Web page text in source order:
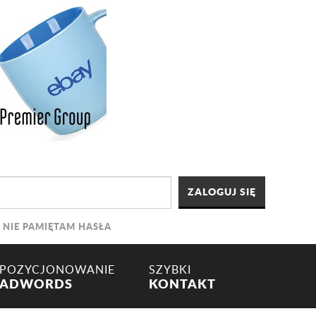
NIE PAMIĘTAM HASŁA
POZYCJONOWANIE
ADWORDS
SZYBKI
KONTAKT